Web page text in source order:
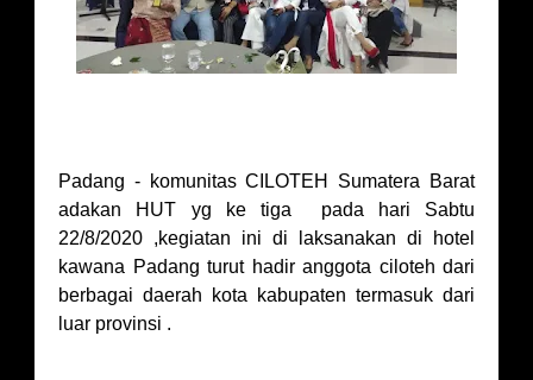
Padang - komunitas CILOTEH Sumatera Barat
adakan HUT yg ke tiga pada hari Sabtu
22/8/2020 ,kegiatan ini di laksanakan di hotel
kawana Padang turut hadir anggota ciloteh dari
berbagai daerah kota kabupaten termasuk dari
luar provinsi .